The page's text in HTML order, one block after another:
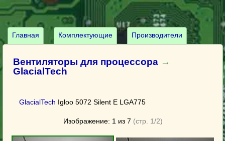
Главная Комплектующие Производители
Вентиляторы для процессора →
GlacialTech
GlacialTech Igloo 5072 Silent E LGA775
Изображение: 1 из 7 (стр. 1/2)